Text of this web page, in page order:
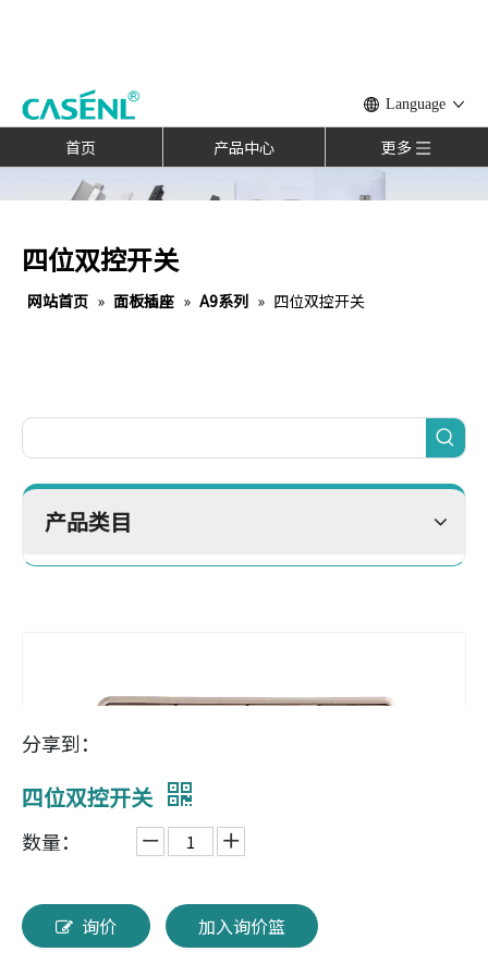
Language
首页 产品中心 更多
四位双控开关
网站首页 » 面板插座 » A9系列 » 四位双控开关
产品类目
分享到：
四位双控开关
数量：
询价 加入询价篮